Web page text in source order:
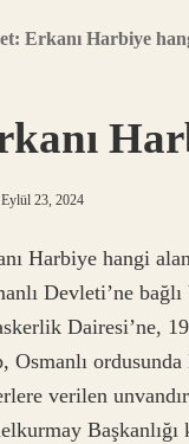
Erkanı Harbiye
23, 2024
Harbiye hangi
Devleti’ne
Dairesi’ne,
Osmanlı
verilen
Başkanlığı